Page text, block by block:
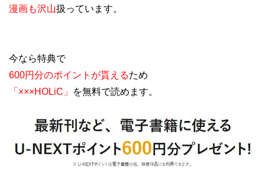
漫画も沢山扱っています。
今なら特典で
600円分のポイントが貰えるため
「×××HOLiC」
を無料で読めます。